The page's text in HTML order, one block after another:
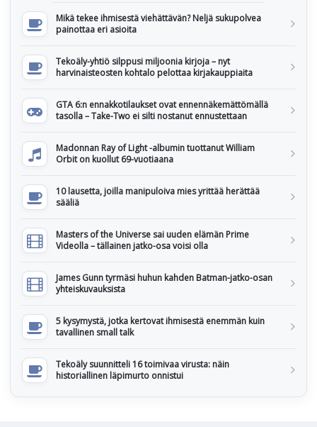
Mikä tekee ihmisestä viehättävän? Neljä sukupolvea
painottaa eri asioita
Tekoäly-yhtiö silppusi miljoonia kirjoja – nyt
harvinaisteosten kohtalo pelottaa kirjakauppiaita
GTA 6:n ennakkotilaukset ovat ennennäkemättömällä
tasolla – Take-Two ei silti nostanut ennustettaan
Madonnan Ray of Light -albumin tuottanut William
Orbit on kuollut 69-vuotiaana
10 lausetta, joilla manipuloiva mies yrittää herättää
sääliä
Masters of the Universe sai uuden elämän Prime
Videolla – tällainen jatko-osa voisi olla
James Gunn tyrmäsi huhun kahden Batman-jatko-osan
yhteiskuvauksista
5 kysymystä, jotka kertovat ihmisestä enemmän kuin
tavallinen small talk
Tekoäly suunnitteli 16 toimivaa virusta: näin
historiallinen läpimurto onnistui